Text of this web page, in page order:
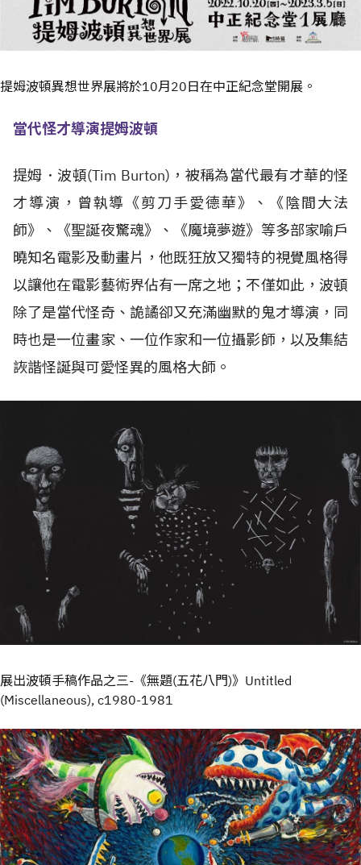
提姆波頓異想世界展將於10月20日在中正紀念堂開展。
當代怪才導演提姆波頓
提姆．波頓(Tim Burton)，被稱為當代最有才華的怪
才導演，曾執導《剪刀手愛德華》、《陰間大法
師》、《聖誕夜驚魂》、《魔境夢遊》等多部家喻戶
曉知名電影及動畫片，他既狂放又獨特的視覺風格得
以讓他在電影藝術界佔有一席之地；不僅如此，波頓
除了是當代怪奇、詭譎卻又充滿幽默的鬼才導演，同
時也是一位畫家、一位作家和一位攝影師，以及集結
詼諧怪誕與可愛怪異的風格大師。
展出波頓手稿作品之三-《無題(五花八門)》Untitled
(Miscellaneous), c1980-1981